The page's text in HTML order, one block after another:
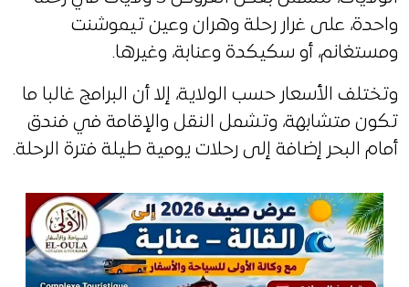
واحدة، على غرار رحلة وهران وعين تيموشنت
ومستغانم، أو سكيكدة وعنابة، وغيرها.
وتختلف الأسعار حسب الولاية، إلا أن البرامج غالبا ما
تكون متشابهة، وتشمل النقل والإقامة في فندق
أمام البحر إضافة إلى رحلات يومية طيلة فترة الرحلة.